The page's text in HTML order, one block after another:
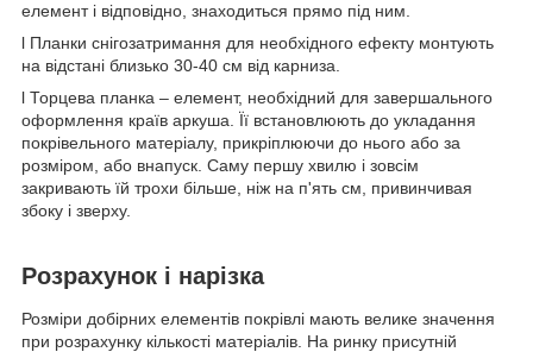
елемент і відповідно, знаходиться прямо під ним.
l Планки снігозатримання для необхідного ефекту монтують
на відстані близько 30-40 см від карниза.
l Торцева планка – елемент, необхідний для завершального
оформлення країв аркуша. Її встановлюють до укладання
покрівельного матеріалу, прикріплюючи до нього або за
розміром, або внапуск. Саму першу хвилю і зовсім
закривають їй трохи більше, ніж на п'ять см, привинчивая
збоку і зверху.
Розрахунок і нарізка
Розміри добірних елементів покрівлі мають велике значення
при розрахунку кількості матеріалів. На ринку присутній